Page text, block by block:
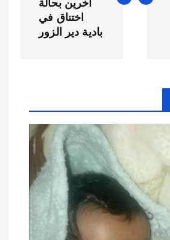
آخرين بحالة
اختناق في
بادية دير الزور